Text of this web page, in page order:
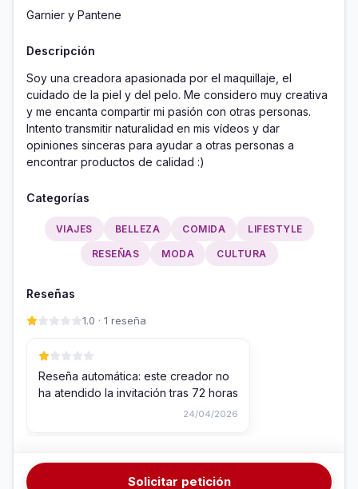
Garnier y Pantene
Descripción
Soy una creadora apasionada por el maquillaje, el
cuidado de la piel y del pelo. Me considero muy creativa
y me encanta compartir mi pasión con otras personas.
Intento transmitir naturalidad en mis vídeos y dar
opiniones sinceras para ayudar a otras personas a
encontrar productos de calidad :)
Categorías
VIAJES BELLEZA COMIDA LIFESTYLE
RESEÑAS MODA CULTURA
Reseñas
1.0 · 1 reseña
Reseña automática: este creador no
ha atendido la invitación tras 72 horas
24/04/2026
Solicitar petición